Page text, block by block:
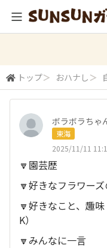
トップ＞ おハナし ＞
ボラボラちゃ
東海
2025/11/11
🔽園芸歴
🔽好きなフラワー
🔽好きなこと、趣
K）
🔽みんなに一言